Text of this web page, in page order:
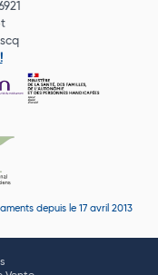
depuis le 17 avril 2013